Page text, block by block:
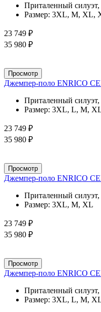
Приталенный
Размер: 3XL, M, XL,
23 749 ₽
35 980 ₽
Просмотр
Джемпер-поло ENRICO
Приталенный
Размер: 3XL, L, M,
23 749 ₽
35 980 ₽
Просмотр
Джемпер-поло ENRICO
Приталенный
Размер: 3XL, M, XL
23 749 ₽
35 980 ₽
Просмотр
Джемпер-поло ENRICO
Приталенный
Размер: 3XL, L, M,